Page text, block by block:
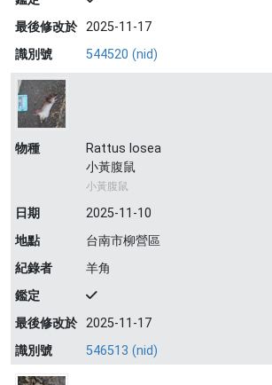
最後修改於 2025-11-17
識別號
544520 (nid)
物種
Rattus losea
小黃腹鼠
小黃腹鼠
日期
2025-11-10
地點
台南市柳營區
紀錄者
羊角
鑑定
最後修改於 2025-11-17
識別號
546513 (nid)